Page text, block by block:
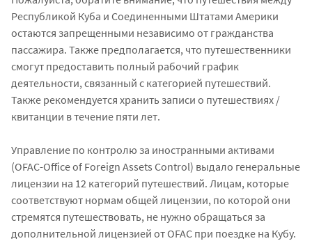
Республикой Куба и Соединенными Штатами Америки
остаются запрещенными независимо от гражданства
пассажира. Также предполагается, что путешественники
смогут предоставить полный рабочий график
деятельности, связанный с категорией путешествий.
Также рекомендуется хранить записи о путешествиях /
квитанции в течение пяти лет.
Управление по контролю за иностранными активами
(OFAC-Office of Foreign Assets Control) выдало генеральные
лицензии на 12 категорий путешествий. Лицам, которые
соответствуют нормам общей лицензии, по которой они
стремятся путешествовать, не нужно обращаться за
дополнительной лицензией от OFAC при поездке на Кубу.